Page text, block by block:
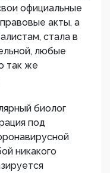
официальные
акты, а
стала в
любые
так же
биолог
под
никакого